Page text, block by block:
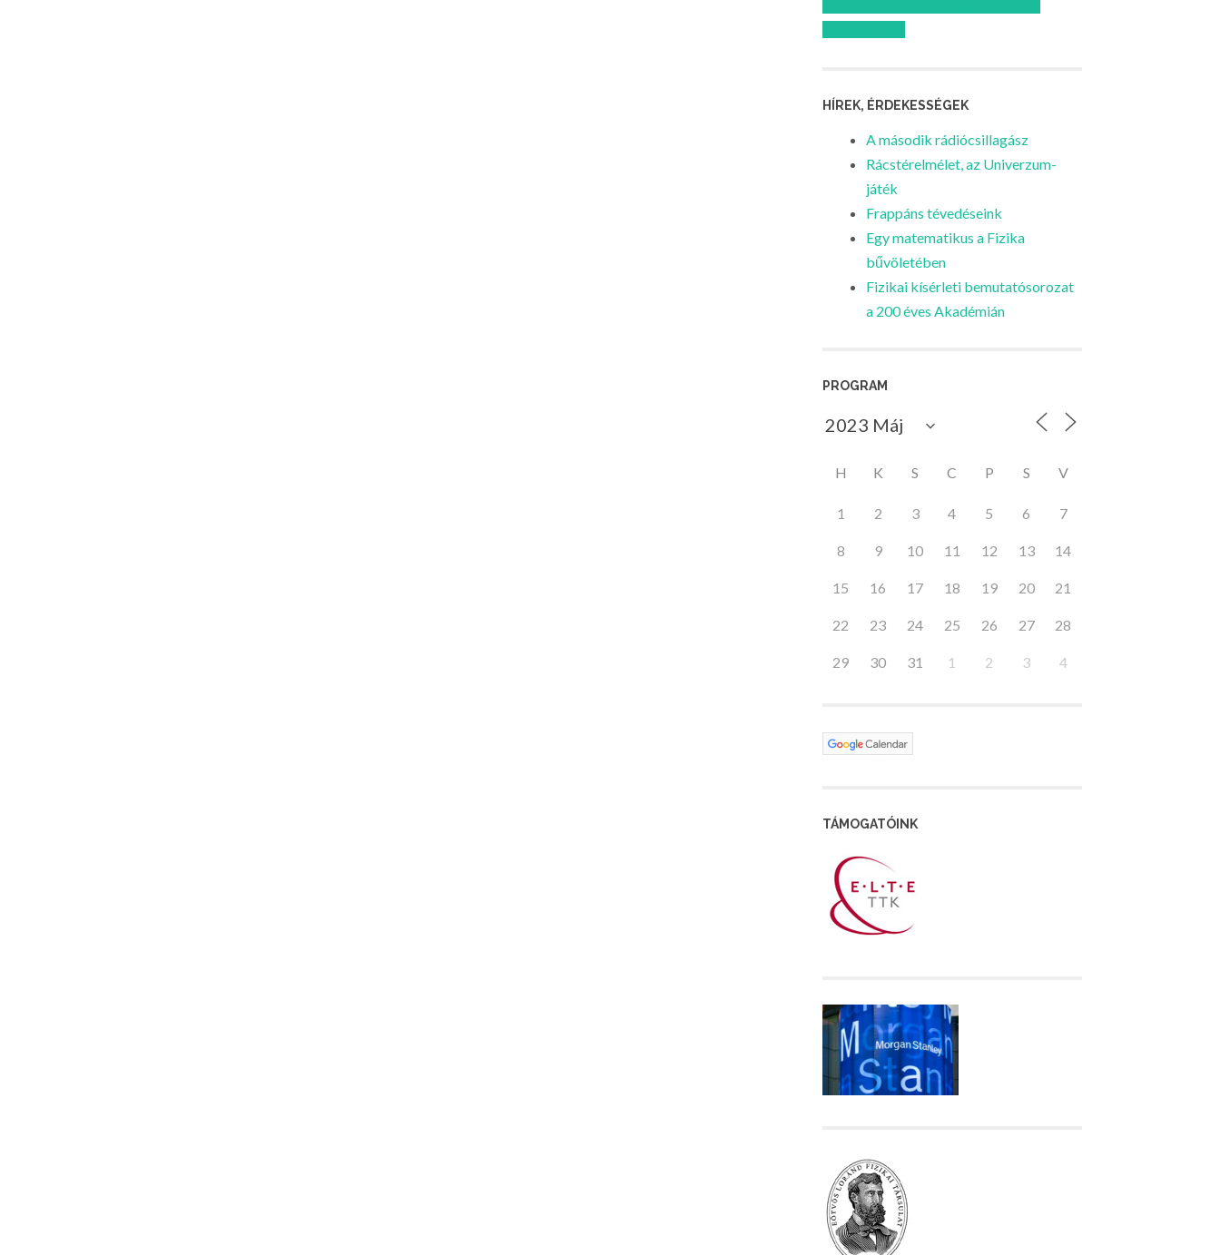
HÍREK, ÉRDEKESSÉGEK
A második rádiócsillagász
Rácstérelmélet, az Univerzum-
játék
Frappáns tévedéseink
Egy matematikus a Fizika
bűvöletében
Fizikai kísérleti bemutatósorozat
a 200 éves Akadémián
PROGRAM
H K S C P S V
1 2 3 4 5 6 7
8 9 10 11 12 13 14
15 16 17 18 19 20 21
22 23 24 25 26 27 28
29 30 31 1 2 3 4
TÁMOGATÓINK